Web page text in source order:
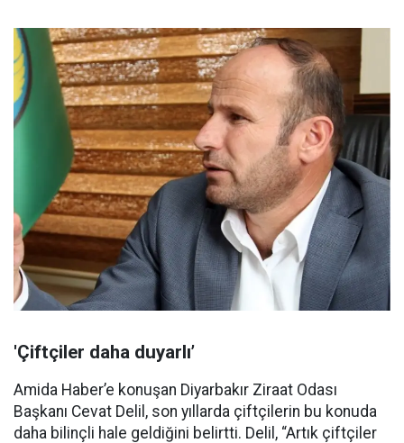
'Çiftçiler daha duyarlı’
Amida Haber’e konuşan Diyarbakır Ziraat Odası
Başkanı Cevat Delil, son yıllarda çiftçilerin bu konuda
daha bilinçli hale geldiğini belirtti. Delil, “Artık çiftçiler